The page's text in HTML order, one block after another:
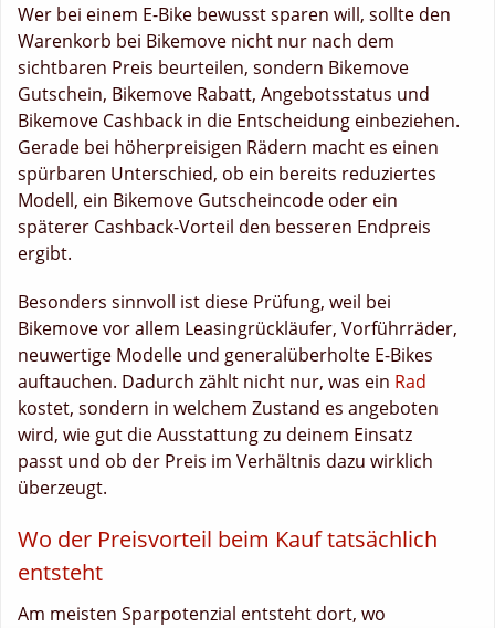
Wer bei einem E-Bike bewusst sparen will, sollte den
Warenkorb bei Bikemove nicht nur nach dem
sichtbaren Preis beurteilen, sondern Bikemove
Gutschein, Bikemove Rabatt, Angebotsstatus und
Bikemove Cashback in die Entscheidung einbeziehen.
Gerade bei höherpreisigen Rädern macht es einen
spürbaren Unterschied, ob ein bereits reduziertes
Modell, ein Bikemove Gutscheincode oder ein
späterer Cashback-Vorteil den besseren Endpreis
ergibt.
Besonders sinnvoll ist diese Prüfung, weil bei
Bikemove vor allem Leasingrückläufer, Vorführräder,
neuwertige Modelle und generalüberholte E-Bikes
auftauchen. Dadurch zählt nicht nur, was ein Rad
kostet, sondern in welchem Zustand es angeboten
wird, wie gut die Ausstattung zu deinem Einsatz
passt und ob der Preis im Verhältnis dazu wirklich
überzeugt.
Wo der Preisvorteil beim Kauf tatsächlich
entsteht
Am meisten Sparpotenzial entsteht dort, wo